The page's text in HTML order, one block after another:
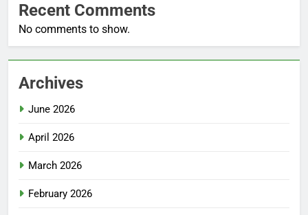
Recent Comments
No comments to show.
Archives
June 2026
April 2026
March 2026
February 2026